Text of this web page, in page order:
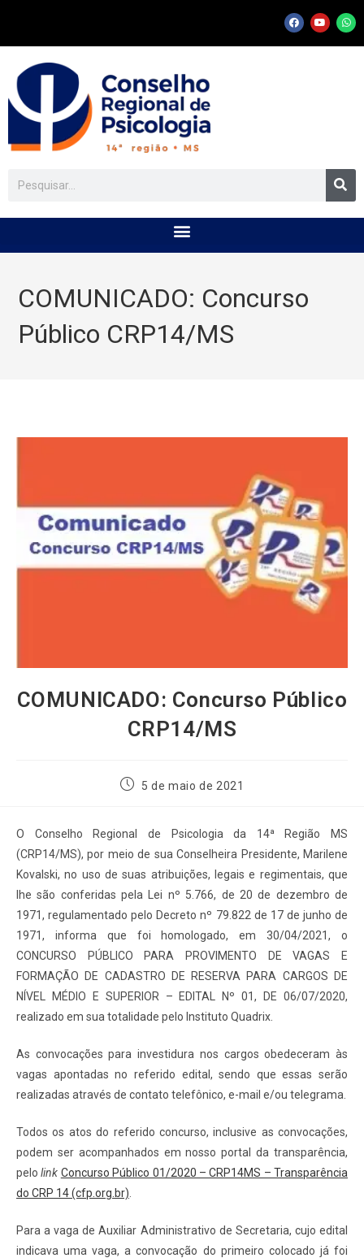
COMUNICADO: Concurso
Público CRP14/MS
COMUNICADO: Concurso Público
CRP14/MS
5 de maio de 2021
O Conselho Regional de Psicologia da 14ª Região MS
(CRP14/MS), por meio de sua Conselheira Presidente, Marilene
Kovalski, no uso de suas atribuições, legais e regimentais, que
lhe são conferidas pela Lei nº 5.766, de 20 de dezembro de
1971, regulamentado pelo Decreto nº 79.822 de 17 de junho de
1971, informa que foi homologado, em 30/04/2021, o
CONCURSO PÚBLICO PARA PROVIMENTO DE VAGAS E
FORMAÇÃO DE CADASTRO DE RESERVA PARA CARGOS DE
NÍVEL MÉDIO E SUPERIOR – EDITAL Nº 01, DE 06/07/2020,
realizado em sua totalidade pelo Instituto Quadrix.
As convocações para investidura nos cargos obedeceram às
vagas apontadas no referido edital, sendo que essas serão
realizadas através de contato telefônico, e-mail e/ou telegrama.
Todos os atos do referido concurso, inclusive as convocações,
podem ser acompanhados em nosso portal da transparência,
pelolink Concurso Público 01/2020 – CRP14MS – Transparência
do CRP 14 (cfp.org.br)
Para a vaga de Auxiliar Administrativo de Secretaria, cujo edital
indicava uma vaga, a convocação do primeiro colocado já foi